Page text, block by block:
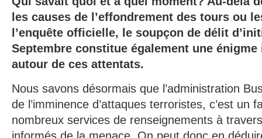
les causes de l’effondrement des tours ou
l’enquête officielle, le soupçon de délit
Septembre constitue également une
autour de ces attentats.
Nous savons désormais que l’administration
de l’imminence d’attaques terroristes, c’est un
nombreux services de renseignements à